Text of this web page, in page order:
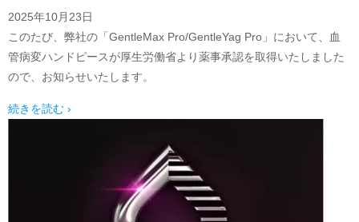
2025年10月23日
このたび、弊社の「GentleMax Pro/GentleYag Pro」において、血
管病変ハンドピースが厚生労働省より薬事承認を取得いたしました
ので、お知らせいたします。
続きを読む ›